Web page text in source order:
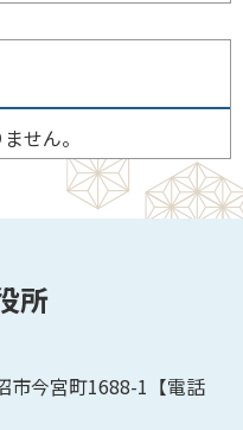
せん。
所
市今宮町1688-1【電話